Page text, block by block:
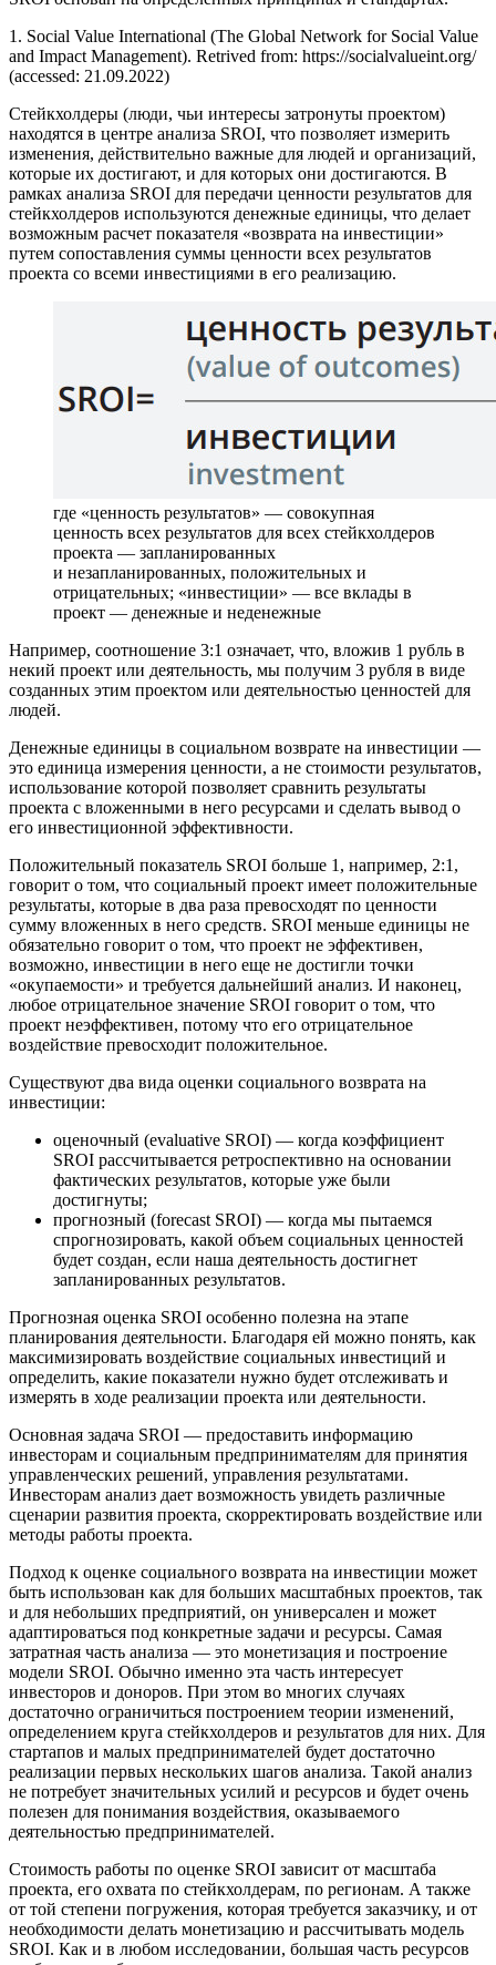
1. Social Value International (The Global Network for Social Value
and Impact Management). Retrived from: https://socialvalueint.org/
(accessed: 21.09.2022)
Стейкхолдеры (люди, чьи интересы затронуты проектом)
находятся в центре анализа SROI, что позволяет измерить
изменения, действительно важные для людей и организаций,
которые их достигают, и для которых они достигаются. В
рамках анализа SROI для передачи ценности результатов для
стейкхолдеров используются денежные единицы, что делает
возможным расчет показателя «возврата на инвестиции»
путем сопоставления суммы ценности всех результатов
проекта со всеми инвестициями в его реализацию.
где «ценность результатов» — совокупная
ценность всех результатов для всех стейкхолдеров
проекта — запланированных
и незапланированных, положительных и
отрицательных; «инвестиции» — все вклады в
проект — денежные и неденежные
Например, соотношение 3:1 означает, что, вложив 1 рубль в
некий проект или деятельность, мы получим 3 рубля в виде
созданных этим проектом или деятельностью ценностей для
людей.
Денежные единицы в социальном возврате на инвестиции —
это единица измерения ценности, а не стоимости результатов,
использование которой позволяет сравнить результаты
проекта с вложенными в него ресурсами и сделать вывод о
его инвестиционной эффективности.
Положительный показатель SROI больше 1, например, 2:1,
говорит о том, что социальный проект имеет положительные
результаты, которые в два раза превосходят по ценности
сумму вложенных в него средств. SROI меньше единицы не
обязательно говорит о том, что проект не эффективен,
возможно, инвестиции в него еще не достигли точки
«окупаемости» и требуется дальнейший анализ. И наконец,
любое отрицательное значение SROI говорит о том, что
проект неэффективен, потому что его отрицательное
воздействие превосходит положительное.
Существуют два вида оценки социального возврата на
инвестиции:
оценочный (evaluative SROI) — когда коэффициент
SROI рассчитывается ретроспективно на основании
фактических результатов, которые уже были
достигнуты;
прогнозный (forecast SROI) — когда мы пытаемся
спрогнозировать, какой объем социальных ценностей
будет создан, если наша деятельность достигнет
запланированных результатов.
Прогнозная оценка SROI особенно полезна на этапе
планирования деятельности. Благодаря ей можно понять, как
максимизировать воздействие социальных инвестиций и
определить, какие показатели нужно будет отслеживать и
измерять в ходе реализации проекта или деятельности.
Основная задача SROI — предоставить информацию
инвесторам и социальным предпринимателям для принятия
управленческих решений, управления результатами.
Инвесторам анализ дает возможность увидеть различные
сценарии развития проекта, скорректировать воздействие или
методы работы проекта.
Подход к оценке социального возврата на инвестиции может
быть использован как для больших масштабных проектов, так
и для небольших предприятий, он универсален и может
адаптироваться под конкретные задачи и ресурсы. Самая
затратная часть анализа — это монетизация и построение
модели SROI. Обычно именно эта часть интересует
инвесторов и доноров. При этом во многих случаях
достаточно ограничиться построением теории изменений,
определением круга стейкхолдеров и результатов для них. Для
стартапов и малых предпринимателей будет достаточно
реализации первых нескольких шагов анализа. Такой анализ
не потребует значительных усилий и ресурсов и будет очень
полезен для понимания воздействия, оказываемого
деятельностью предпринимателей.
Стоимость работы по оценке SROI зависит от масштаба
проекта, его охвата по стейкхолдерам, по регионам. А также
от той степени погружения, которая требуется заказчику, и от
необходимости делать монетизацию и рассчитывать модель
SROI. Как и в любом исследовании, большая часть ресурсов